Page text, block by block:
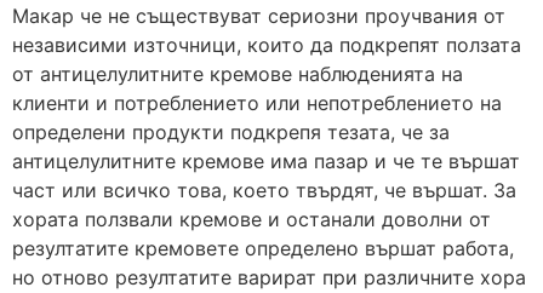
Макар че не съществуват сериозни проучвания от
независими източници, които да подкрепят ползата
от антицелулитните кремове наблюденията на
клиенти и потреблението или непотреблението на
определени продукти подкрепя тезата, че за
антицелулитните кремове има пазар и че те вършат
част или всичко това, което твърдят, че вършат. За
хората ползвали кремове и останали доволни от
резултатите кремовете определено вършат работа,
но отново резултатите варират при различните хора